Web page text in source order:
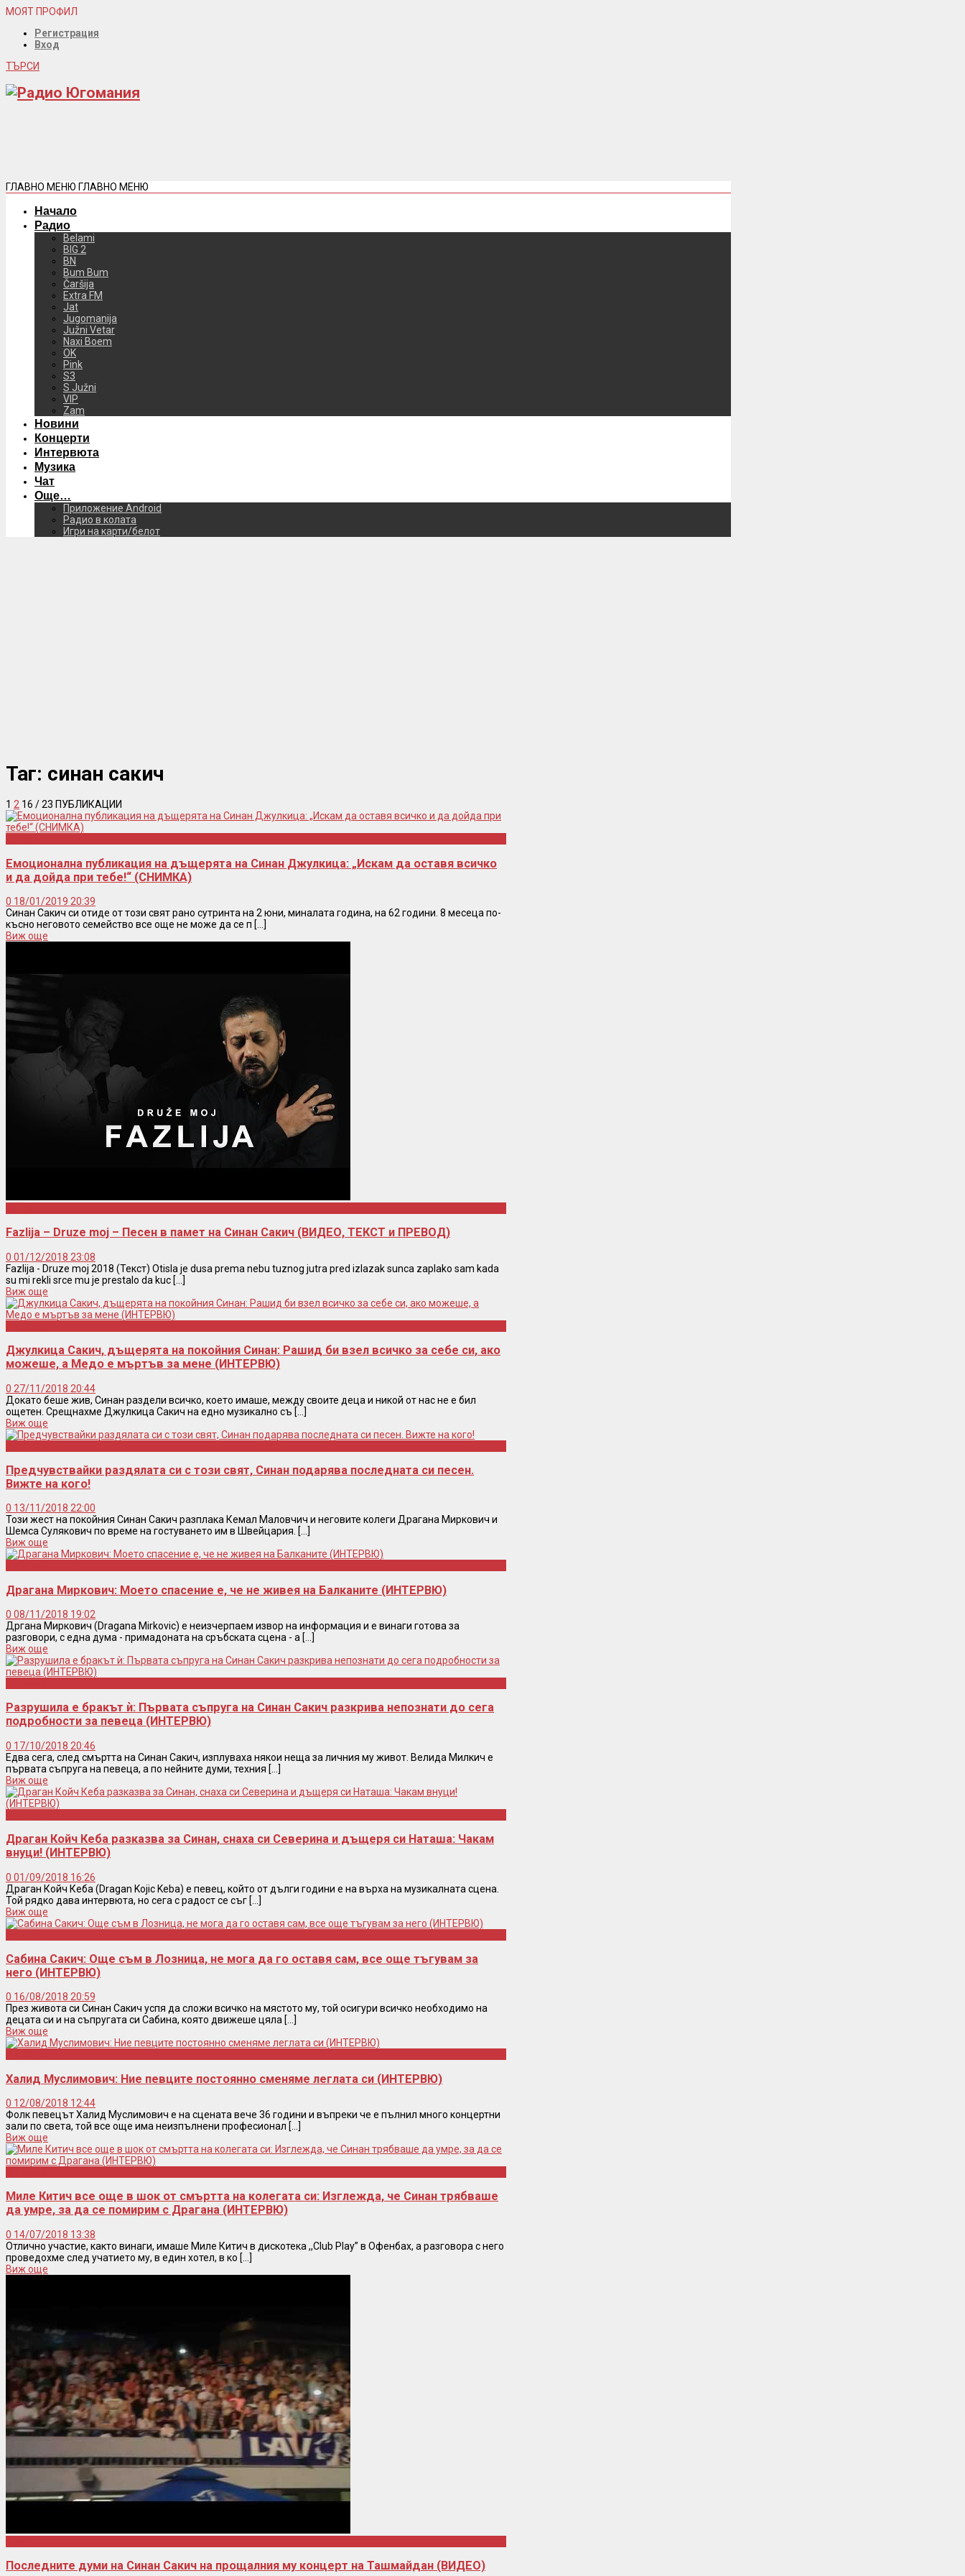
МОЯТ ПРОФИЛ
Регистрация
Вход
ТЪРСИ
ГЛАВНО МЕНЮ ГЛАВНО МЕНЮ
Начало
Радио
Belami
BIG 2
BN
Bum Bum
Čaršija
Extra FM
Jat
Jugomanija
Južni Vetar
Naxi Boem
OK
Pink
S3
S Južni
VIP
Zam
Новини
Концерти
Интервюта
Музика
Чат
Още…
Приложение Android
Радио в колата
Игри на карти/белот
Таг: синан сакич
1 2 16 / 23 ПУБЛИКАЦИИ
Емоционална публикация на дъщерята на Синан Джулкица: „Искам да оставя всичко
и да дойда при тебе!“ (СНИМКА)
0 18/01/2019 20:39
Синан Сакич си отиде от този свят рано сутринта на 2 юни, миналата година, на 62 години. 8 месеца по-
късно неговото семейство все още не може да се п [...]
Виж още
Fazlija – Druze moj – Песен в памет на Синан Сакич (ВИДЕО, ТЕКСТ и ПРЕВОД)
0 01/12/2018 23:08
Fazlija - Druze moj 2018 (Текст) Otisla je dusa prema nebu tuznog jutra pred izlazak sunca zaplako sam kada
su mi rekli srce mu je prestalo da kuc [...]
Виж още
Джулкица Сакич, дъщерята на покойния Синан: Рашид би взел всичко за себе си, ако
можеше, а Медо е мъртъв за мене (ИНТЕРВЮ)
0 27/11/2018 20:44
Докато беше жив, Синан раздели всичко, което имаше, между своите деца и никой от нас не е бил
ощетен. Срещнахме Джулкица Сакич на едно музикално съ [...]
Виж още
Предчувствайки раздялата си с този свят, Синан подарява последната си песен.
Вижте на кого!
0 13/11/2018 22:00
Този жест на покойния Синан Сакич разплака Кемал Маловчич и неговите колеги Драгана Миркович и
Шемса Сулякович по време на гостуването им в Швейцария. [...]
Виж още
Драгана Миркович: Моето спасение е, че не живея на Балканите (ИНТЕРВЮ)
0 08/11/2018 19:02
Дргана Миркович (Dragana Mirkovic) е неизчерпаем извор на информация и е винаги готова за
разговори, с една дума - примадоната на сръбската сцена - а [...]
Виж още
Разрушила е бракът ѝ: Първата съпруга на Синан Сакич разкрива непознати до сега
подробности за певеца (ИНТЕРВЮ)
0 17/10/2018 20:46
Едва сега, след смъртта на Синан Сакич, изплуваха някои неща за личния му живот. Велида Милкич е
първата съпруга на певеца, а по нейните думи, техния [...]
Виж още
Драган Койч Кеба разказва за Синан, снаха си Северина и дъщеря си Наташа: Чакам
внуци! (ИНТЕРВЮ)
0 01/09/2018 16:26
Драган Койч Кеба (Dragan Kojic Keba) е певец, който от дълги години е на върха на музикалната сцена.
Той рядко дава интервюта, но сега с радост се съг [...]
Виж още
Сабина Сакич: Още съм в Лозница, не мога да го оставя сам, все още тъгувам за
него (ИНТЕРВЮ)
0 16/08/2018 20:59
През живота си Синан Сакич успя да сложи всичко на мястото му, той осигури всичко необходимо на
децата си и на съпругата си Сабина, която движеше цяла [...]
Виж още
Халид Муслимович: Ние певците постоянно сменяме леглата си (ИНТЕРВЮ)
0 12/08/2018 12:44
Фолк певецът Халид Муслимович е на сцената вече 36 години и въпреки че е пълнил много концертни
зали по света, той все още има неизпълнени професионал [...]
Виж още
Миле Китич все още в шок от смъртта на колегата си: Изглежда, че Синан трябваше
да умре, за да се помирим с Драгана (ИНТЕРВЮ)
0 14/07/2018 13:38
Отлично участие, както винаги, имаше Миле Китич в дискотека ,,Club Play” в Офенбах, а разговора с него
проведохме след учатието му, в един хотел, в ко [...]
Виж още
Последните думи на Синан Сакич на прощалния му концерт на Ташмайдан (ВИДЕО)